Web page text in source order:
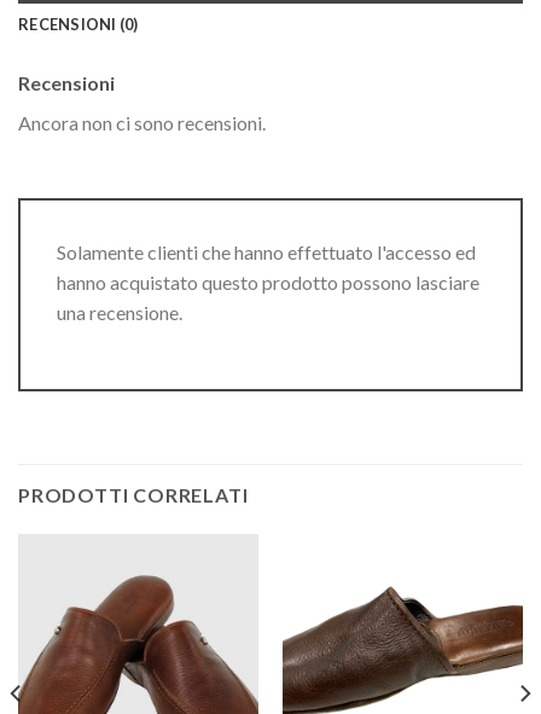
RECENSIONI (0)
Recensioni
Ancora non ci sono recensioni.
Solamente clienti che hanno effettuato l'accesso ed
hanno acquistato questo prodotto possono lasciare
una recensione.
PRODOTTI CORRELATI